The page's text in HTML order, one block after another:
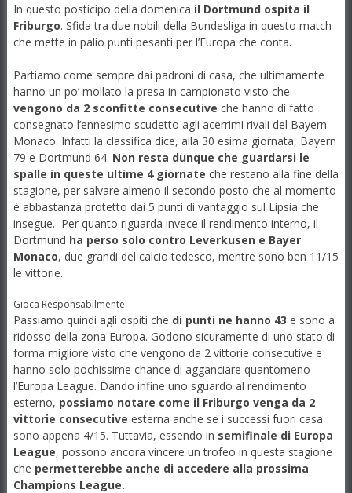
In questo posticipo della domenica il Dortmund ospita il
Friburgo. Sfida tra due nobili della Bundesliga in questo match
che mette in palio punti pesanti per l’Europa che conta.
Partiamo come sempre dai padroni di casa, che ultimamente
hanno un po’ mollato la presa in campionato visto che
vengono da 2 sconfitte consecutive che hanno di fatto
consegnato l’ennesimo scudetto agli acerrimi rivali del Bayern
Monaco. Infatti la classifica dice, alla 30 esima giornata, Bayern
79 e Dortmund 64. Non resta dunque che guardarsi le
spalle in queste ultime 4 giornate che restano alla fine della
stagione, per salvare almeno il secondo posto che al momento
è abbastanza protetto dai 5 punti di vantaggio sul Lipsia che
insegue. Per quanto riguarda invece il rendimento interno, il
Dortmund ha perso solo contro Leverkusen e Bayer
Monaco, due grandi del calcio tedesco, mentre sono ben 11/15
le vittorie.
Gioca Responsabilmente
Passiamo quindi agli ospiti che di punti ne hanno 43 e sono a
ridosso della zona Europa. Godono sicuramente di uno stato di
forma migliore visto che vengono da 2 vittorie consecutive e
hanno solo pochissime chance di agganciare quantomeno
l’Europa League. Dando infine uno sguardo al rendimento
esterno, possiamo notare come il Friburgo venga da 2
vittorie consecutive esterna anche se i successi fuori casa
sono appena 4/15. Tuttavia, essendo in semifinale di Europa
League, possono ancora vincere un trofeo in questa stagione
che permetterebbe anche di accedere alla prossima
Champions League.